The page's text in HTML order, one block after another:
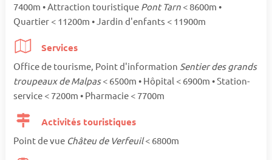
7400m • Attraction touristique Pont Tarn < 8600m •
Quartier < 11200m • Jardin d'enfants < 11900m
Services
Office de tourisme, Point d'information Sentier des grands
troupeaux de Malpas< 6500m • Hôpital < 6900m • Station-
service < 7200m • Pharmacie < 7700m
Activités touristiques
Point de vue Châteu de Verfeuil< 6800m